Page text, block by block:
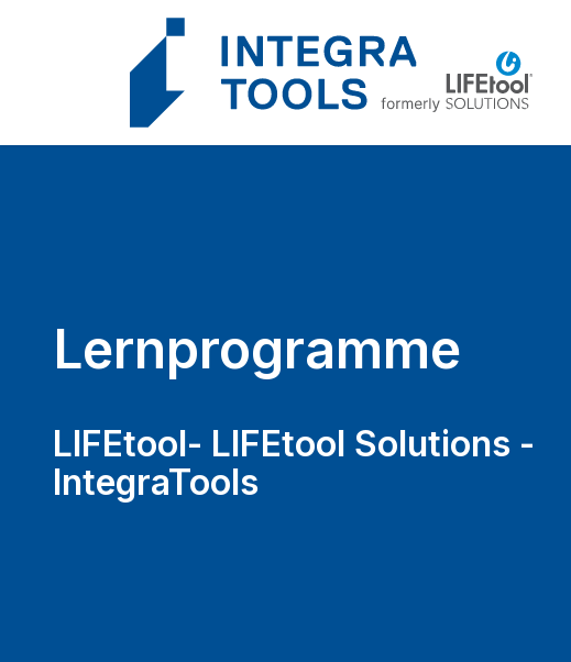
Lernprogramme
LIFEtool- LIFEtool Solutions -
IntegraTools
Cookie-Einstellungen